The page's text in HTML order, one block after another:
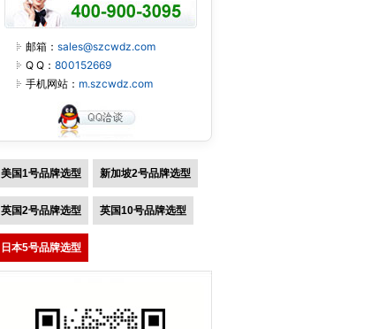
邮箱： sales@szcwdz.com
Q Q： 800152669
手机网站： m.szcwdz.com
美国1号品牌选型 新加坡2号品牌选型
英国2号品牌选型 英国10号品牌选型
日本5号品牌选型